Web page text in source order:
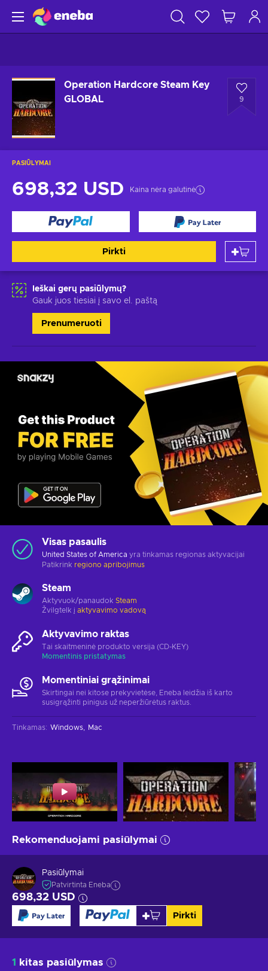
Operation Hardcore Steam Key
GLOBAL
9
PASIŪLYMAI
698,32 USD Kaina nėra galutinė
Pirkti
Ieškai gerų pasiūlymų?
Gauk juos tiesiai į savo el. paštą
Prenumeruoti
Visas pasaulis
United States of America yra tinkamas regionas aktyvacijai
Patikrink regiono apribojimus
Steam
Aktyvuok/panaudok Steam
Žvilgtelk į aktyvavimo vadovą
Aktyvavimo raktas
Tai skaitmeninė produkto versija (CD-KEY)
Momentinis pristatymas
Momentiniai grąžinimai
Skirtingai nei kitose prekyvietėse, Eneba leidžia iš karto
susigrąžinti pinigus už neperžiūrėtus raktus.
Tinkamas: Windows Mac
Rekomenduojami pasiūlymai
Pasiūlymai
Patvirtinta Eneba
698,32 USD
Pirkti
1 kitas pasiūlymas